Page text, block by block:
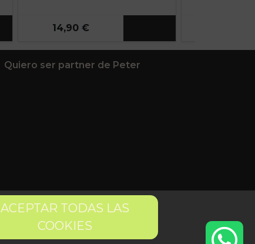
14,90 €
ACEPTAR TODAS LAS
COOKIES
Quiero ser partner de Peter